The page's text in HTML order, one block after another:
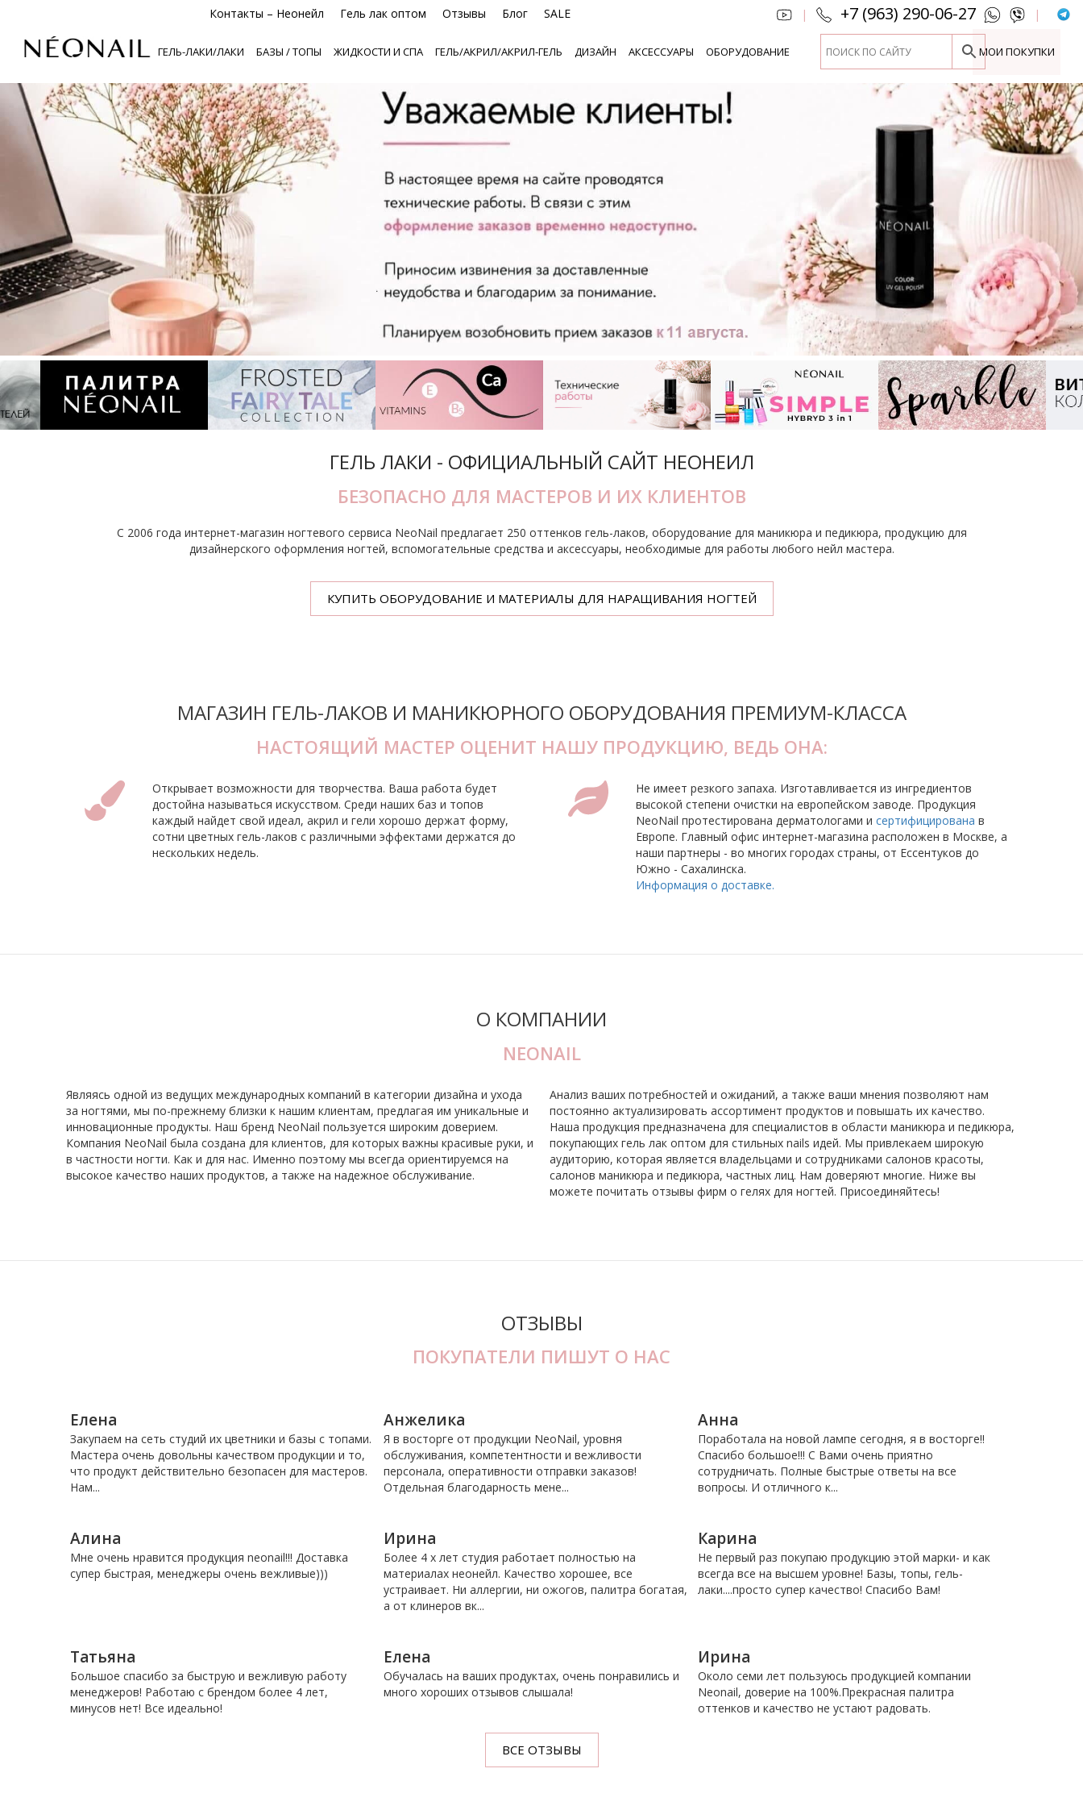
Контакты – Неонейл Гель лак оптом Отзывы Блог SALE | +7 (963) 290-06-27 |
ГЕЛЬ-ЛАКИ/ЛАКИ БАЗЫ / ТОПЫ ЖИДКОСТИ И СПА ГЕЛЬ/АКРИЛ/АКРИЛ-ГЕЛЬ ДИЗАЙН АКСЕССУАРЫ ОБОРУДОВАНИЕ МОИ ПОКУПКИ
ГЕЛЬ ЛАКИ - ОФИЦИАЛЬНЫЙ САЙТ НЕОНЕИЛ
БЕЗОПАСНО ДЛЯ МАСТЕРОВ И ИХ КЛИЕНТОВ
С 2006 года интернет-магазин ногтевого сервиса NeoNail предлагает 250 оттенков гель-лаков, оборудование для маникюра и педикюра, продукцию для
дизайнерского оформления ногтей, вспомогательные средства и аксессуары, необходимые для работы любого нейл мастера.
КУПИТЬ ОБОРУДОВАНИЕ И МАТЕРИАЛЫ ДЛЯ НАРАЩИВАНИЯ НОГТЕЙ
МАГАЗИН ГЕЛЬ-ЛАКОВ И МАНИКЮРНОГО ОБОРУДОВАНИЯ ПРЕМИУМ-КЛАССА
НАСТОЯЩИЙ МАСТЕР ОЦЕНИТ НАШУ ПРОДУКЦИЮ, ВЕДЬ ОНА:
Открывает возможности для творчества. Ваша работа будет
достойна называться искусством. Среди наших баз и топов
каждый найдет свой идеал, акрил и гели хорошо держат форму,
сотни цветных гель-лаков с различными эффектами держатся до
нескольких недель.
Не имеет резкого запаха. Изготавливается из ингредиентов
высокой степени очистки на европейском заводе. Продукция
NeoNail протестирована дерматологами и сертифицирована в
Европе. Главный офис интернет-магазина расположен в Москве, а
наши партнеры - во многих городах страны, от Ессентуков до
Южно - Сахалинска.
Информация о доставке.
О КОМПАНИИ
NEONAIL
Являясь одной из ведущих международных компаний в категории дизайна и ухода
за ногтями, мы по-прежнему близки к нашим клиентам, предлагая им уникальные и
инновационные продукты. Наш бренд NeoNail пользуется широким доверием.
Компания NeoNail была создана для клиентов, для которых важны красивые руки, и
в частности ногти. Как и для нас. Именно поэтому мы всегда ориентируемся на
высокое качество наших продуктов, а также на надежное обслуживание.
Анализ ваших потребностей и ожиданий, а также ваши мнения позволяют нам
постоянно актуализировать ассортимент продуктов и повышать их качество.
Наша продукция предназначена для специалистов в области маникюра и педикюра,
покупающих гель лак оптом для стильных nails идей. Мы привлекаем широкую
аудиторию, которая является владельцами и сотрудниками салонов красоты,
салонов маникюра и педикюра, частных лиц. Нам доверяют многие. Ниже вы
можете почитать отзывы фирм о гелях для ногтей. Присоединяйтесь!
ОТЗЫВЫ
ПОКУПАТЕЛИ ПИШУТ О НАС
Елена
Закупаем на сеть студий их цветники и базы с топами.
Мастера очень довольны качеством продукции и то,
что продукт действительно безопасен для мастеров.
Нам...
Анжелика
Я в восторге от продукции NeoNail, уровня
обслуживания, компетентности и вежливости
персонала, оперативности отправки заказов!
Отдельная благодарность мене...
Анна
Поработала на новой лампе сегодня, я в восторге!!
Спасибо большое!!! С Вами очень приятно
сотрудничать. Полные быстрые ответы на все
вопросы. И отличного к...
Алина
Мне очень нравится продукция neonail!!! Доставка
супер быстрая, менеджеры очень вежливые)))
Ирина
Более 4 х лет студия работает полностью на
материалах неонейл. Качество хорошее, все
устраивает. Ни аллергии, ни ожогов, палитра богатая,
а от клинеров вк...
Карина
Не первый раз покупаю продукцию этой марки- и как
всегда все на высшем уровне! Базы, топы, гель-
лаки....просто супер качество! Спасибо Вам!
Татьяна
Большое спасибо за быструю и вежливую работу
менеджеров! Работаю с брендом более 4 лет,
минусов нет! Все идеально!
Елена
Обучалась на ваших продуктах, очень понравились и
много хороших отзывов слышала!
Ирина
Около семи лет пользуюсь продукцией компании
Neonail, доверие на 100%.Прекрасная палитра
оттенков и качество не устают радовать.
ВСЕ ОТЗЫВЫ